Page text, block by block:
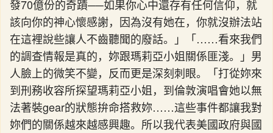
發70億份的奇蹟──如果你心中還存有任何信仰，就
該向你的神心懷感謝，因為沒有她在，你就沒辦法站
在這裡說些讓人不齒聽聞的廢話。」「……看來我們
的調查情報是真的，妳跟瑪莉亞小姐關係匪淺。」男
人臉上的微笑不變，反而更是深刻刺眼。「打從妳來
到刑務收容所探望瑪莉亞小姐，到倫敦演唱會她以無
法著裝gear的狀態拚命搭救妳……這些事件都讓我對
妳們的關係越來越感興趣。所以我代表美國政府與國